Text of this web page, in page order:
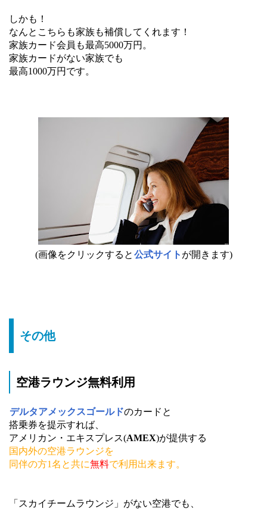
しかも！
なんとこちらも家族も補償してくれます！
家族カード会員も最高5000万円。
家族カードがない家族でも
最高1000万円です。
(画像をクリックすると 公式サイト が開きます)
その他
空港ラウンジ無料利用
デルタアメックスゴールドのカードと
搭乗券を提示すれば、
アメリカン・エキスプレス(AMEX)が提供する
国内外の空港ラウンジを
同伴の方1名と共に無料で利用出来ます。
「スカイチームラウンジ」がない空港でも、